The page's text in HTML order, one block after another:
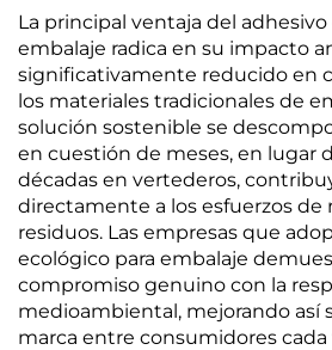
La principal ventaja del
embalaje radica en su impacto
significativamente reducido en
los materiales tradicionales de
solución sostenible se
en cuestión de meses, en lugar
décadas en vertederos,
directamente a los esfuerzos de
residuos. Las empresas que
ecológico para embalaje
compromiso genuino con la
medioambiental, mejorando así
marca entre consumidores cada